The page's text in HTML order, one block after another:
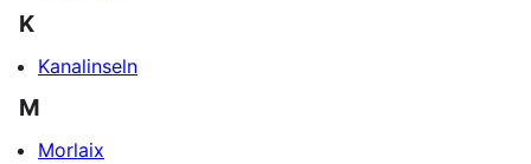
K
Kanalinseln
M
Morlaix